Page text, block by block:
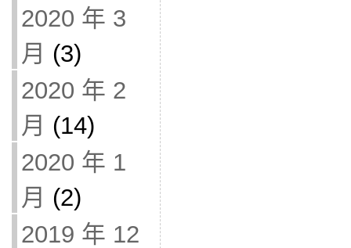
2020 年 3
月 (3)
2020 年 2
月 (14)
2020 年 1
月 (2)
2019 年 12